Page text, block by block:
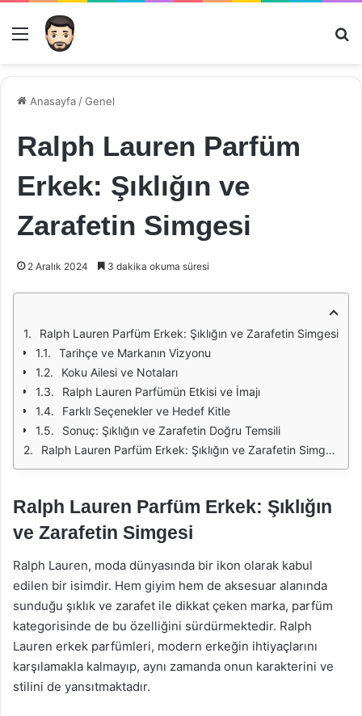
Menü
Anasayfa /Genel
Ralph Lauren Parfüm
Erkek: Şıklığın ve
Zarafetin Simgesi
2 Aralık 2024 3 dakika okuma süresi
Ralph Lauren Parfüm Erkek: Şıklığın ve Zarafetin Simgesi
Tarihçe ve Markanın Vizyonu
Koku Ailesi ve Notaları
Ralph Lauren Parfümün Etkisi ve İmajı
Farklı Seçenekler ve Hedef Kitle
Sonuç: Şıklığın ve Zarafetin Doğru Temsili
Ralph Lauren Parfüm Erkek: Şıklığın ve Zarafetin Simgesi
Ralph Lauren Parfüm Erkek: Şıklığın
ve Zarafetin Simgesi
Ralph Lauren, moda dünyasında bir ikon olarak kabul
edilen bir isimdir. Hem giyim hem de aksesuar alanında
sunduğu şıklık ve zarafet ile dikkat çeken marka, parfüm
kategorisinde de bu özelliğini sürdürmektedir. Ralph
Lauren erkek parfümleri, modern erkeğin ihtiyaçlarını
karşılamakla kalmayıp, aynı zamanda onun karakterini ve
stilini de yansıtmaktadır.